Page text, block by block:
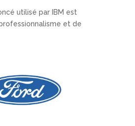
utilisé par IBM est
et de